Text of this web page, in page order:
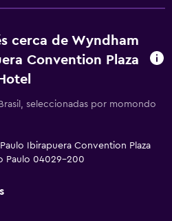
cerca de Wyndham
Convention Plaza
seleccionadas por momondo
Ibirapuera Convention Plaza
Paulo 04029-200